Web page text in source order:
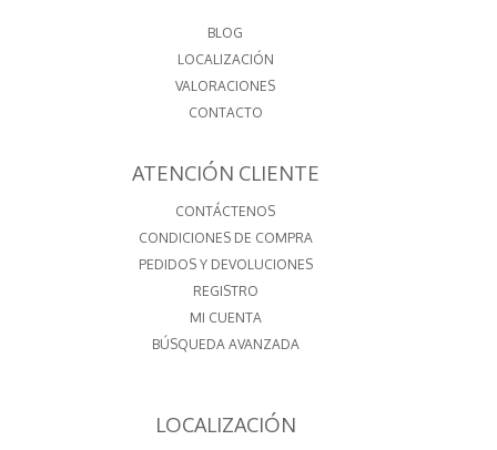
BLOG
LOCALIZACIÓN
VALORACIONES
CONTACTO
ATENCIÓN CLIENTE
CONTÁCTENOS
CONDICIONES DE COMPRA
PEDIDOS Y DEVOLUCIONES
REGISTRO
MI CUENTA
BÚSQUEDA AVANZADA
LOCALIZACIÓN